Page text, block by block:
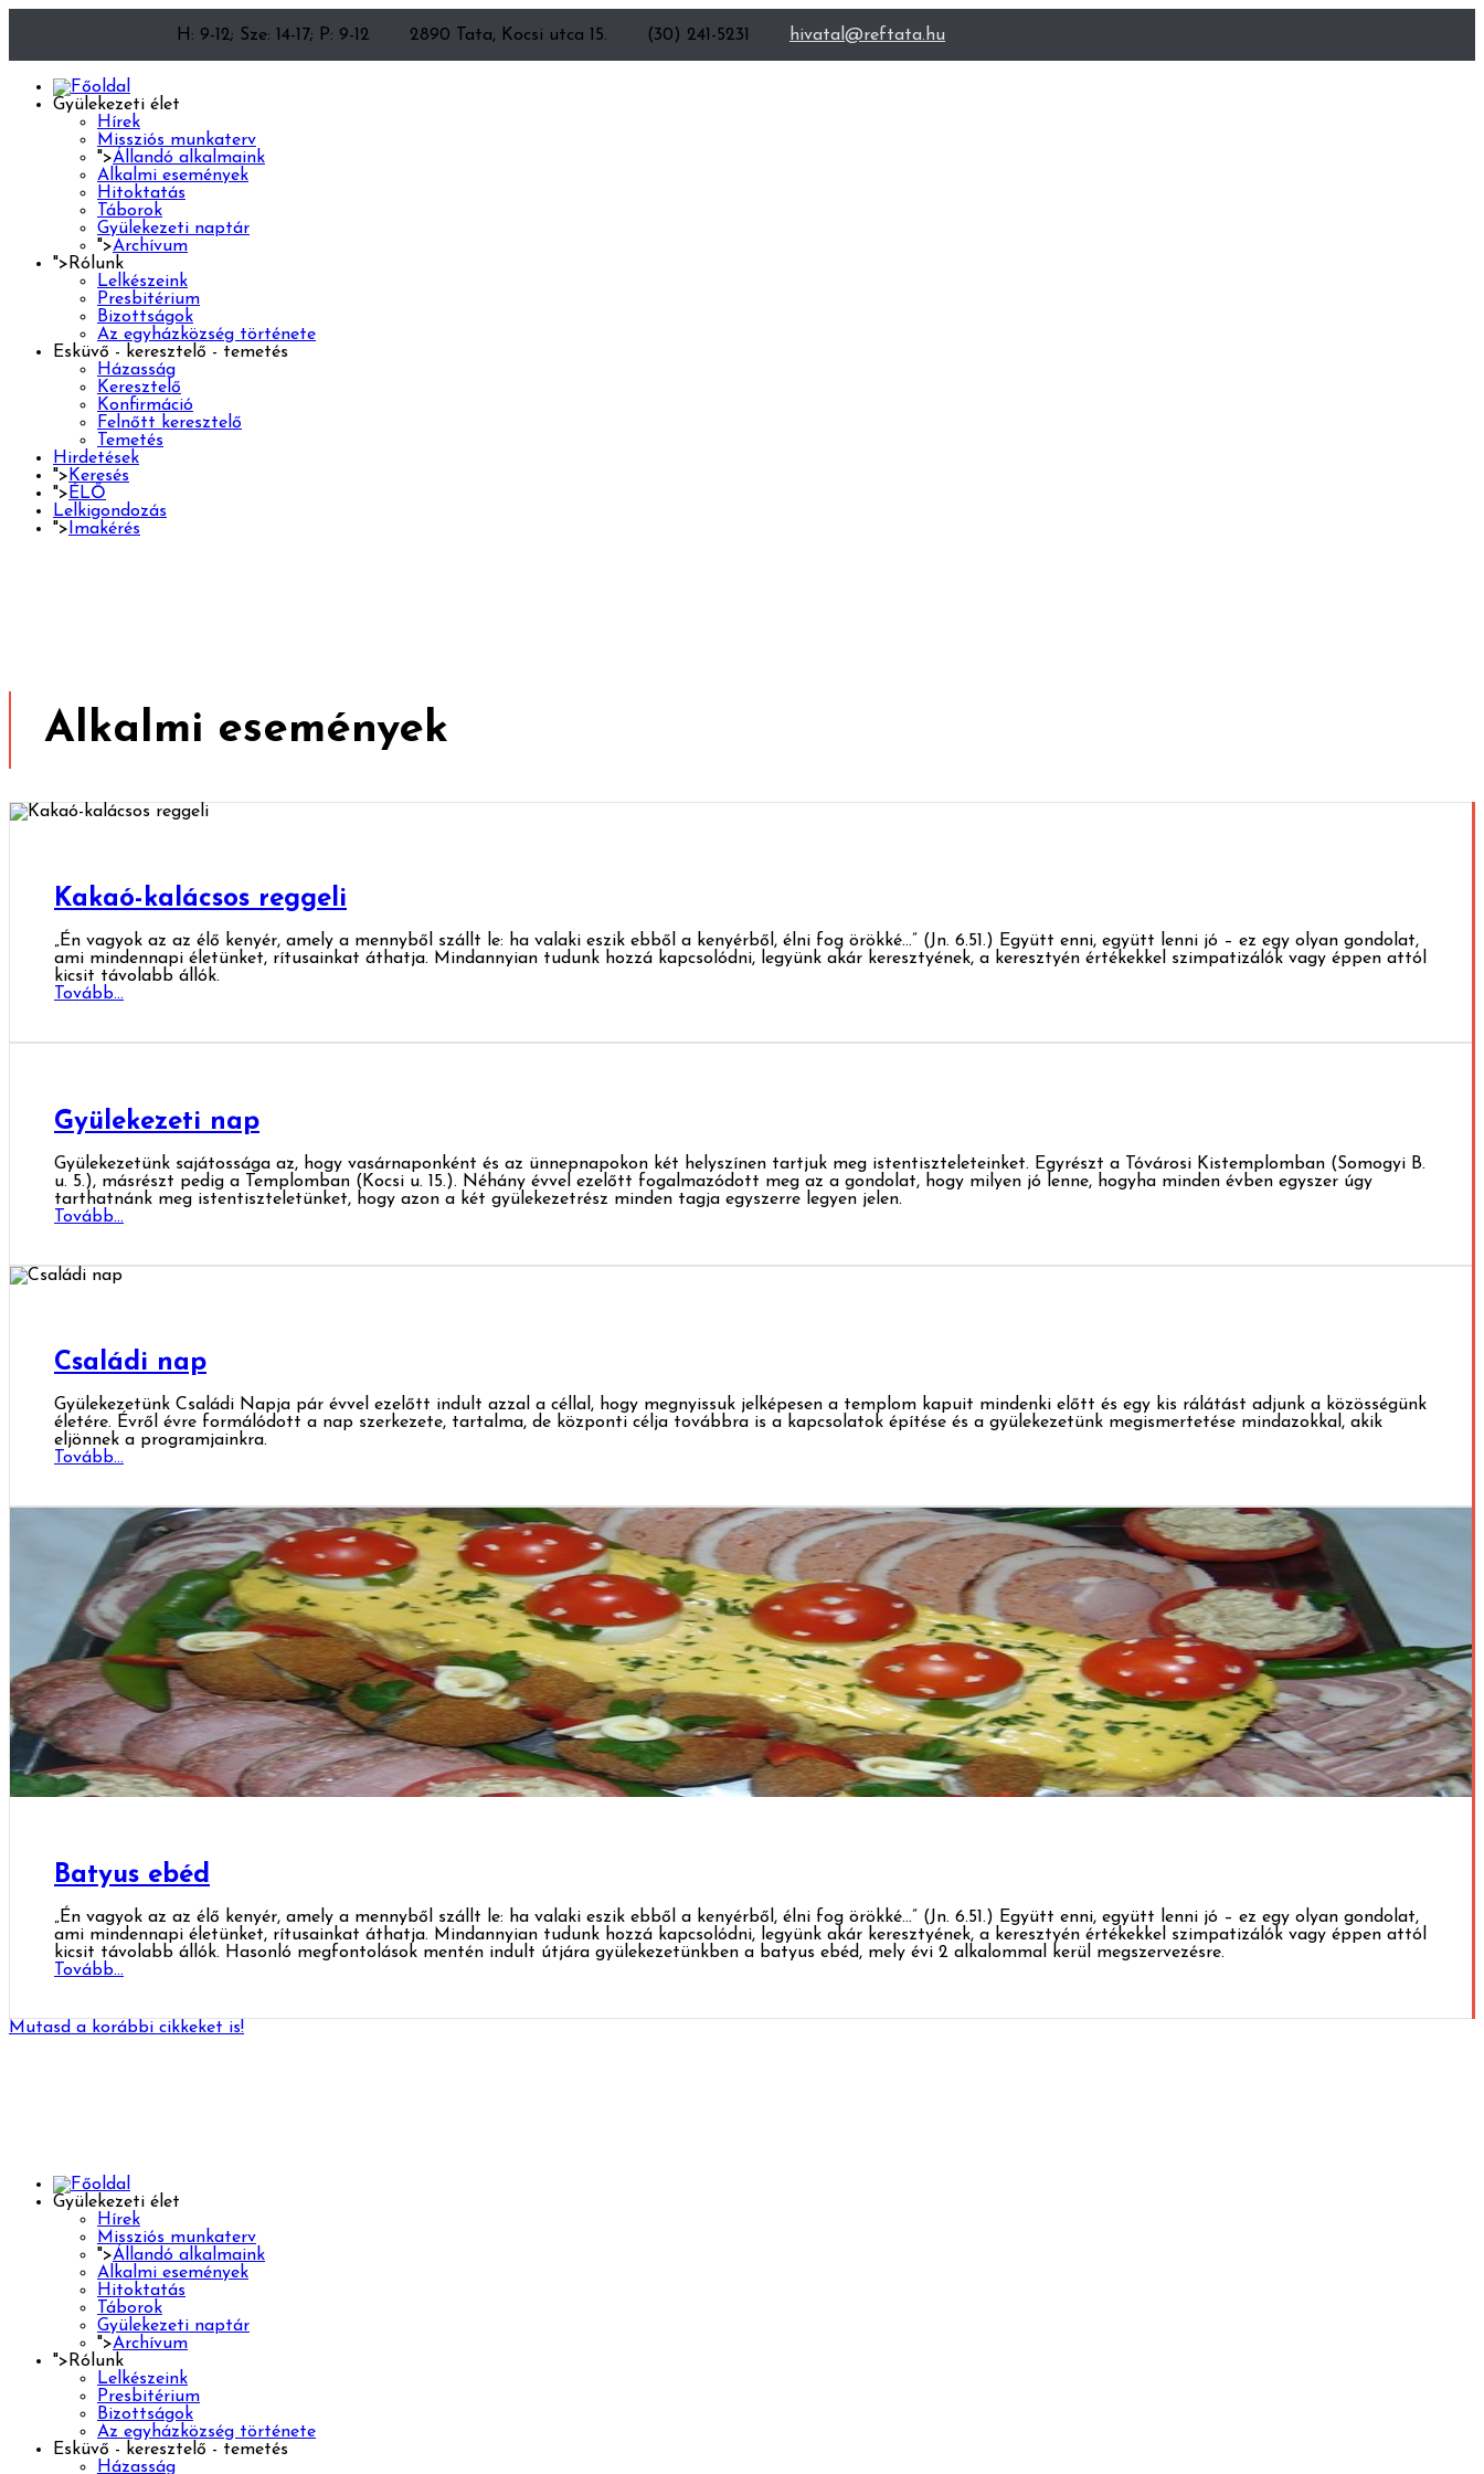
H: 9-12; Sze: 14-17; P: 9-12 2890 Tata, Kocsi utca 15. (30) 241-5231 hivatal@reftata.hu
Gyülekezeti élet
Hírek
Missziós munkaterv
">Állandó alkalmaink
Alkalmi események
Hitoktatás
Táborok
Gyülekezeti naptár
">Archívum
"> Rólunk
Lelkészeink
Presbitérium
Bizottságok
Az egyházközség története
Esküvő - keresztelő - temetés
Házasság
Keresztelő
Konfirmáció
Felnőtt keresztelő
Temetés
Hirdetések
"> Keresés
"> ÉLŐ
Lelkigondozás
"> Imakérés
Alkalmi események
Kakaó-kalácsos reggeli
„Én vagyok az az élő kenyér, amely a mennyből szállt le: ha valaki eszik ebből a kenyérből, élni fog örökké…” (Jn. 6.51.) Együtt enni, együtt lenni jó – ez egy olyan gondolat,
ami mindennapi életünket, rítusainkat áthatja. Mindannyian tudunk hozzá kapcsolódni, legyünk akár keresztyének, a keresztyén értékekkel szimpatizálók vagy éppen attól
kicsit távolabb állók.
Tovább...
Gyülekezeti nap
Gyülekezetünk sajátossága az, hogy vasárnaponként és az ünnepnapokon két helyszínen tartjuk meg istentiszteleteinket. Egyrészt a Tóvárosi Kistemplomban (Somogyi B.
u. 5.), másrészt pedig a Templomban (Kocsi u. 15.). Néhány évvel ezelőtt fogalmazódott meg az a gondolat, hogy milyen jó lenne, hogyha minden évben egyszer úgy
tarthatnánk meg istentiszteletünket, hogy azon a két gyülekezetrész minden tagja egyszerre legyen jelen.
Tovább...
Családi nap
Gyülekezetünk Családi Napja pár évvel ezelőtt indult azzal a céllal, hogy megnyissuk jelképesen a templom kapuit mindenki előtt és egy kis rálátást adjunk a közösségünk
életére. Évről évre formálódott a nap szerkezete, tartalma, de központi célja továbbra is a kapcsolatok építése és a gyülekezetünk megismertetése mindazokkal, akik
eljönnek a programjainkra.
Tovább...
Batyus ebéd
„Én vagyok az az élő kenyér, amely a mennyből szállt le: ha valaki eszik ebből a kenyérből, élni fog örökké…” (Jn. 6.51.) Együtt enni, együtt lenni jó – ez egy olyan gondolat,
ami mindennapi életünket, rítusainkat áthatja. Mindannyian tudunk hozzá kapcsolódni, legyünk akár keresztyének, a keresztyén értékekkel szimpatizálók vagy éppen attól
kicsit távolabb állók. Hasonló megfontolások mentén indult útjára gyülekezetünkben a batyus ebéd, mely évi 2 alkalommal kerül megszervezésre.
Tovább...
Mutasd a korábbi cikkeket is!
Gyülekezeti élet
Hírek
Missziós munkaterv
">Állandó alkalmaink
Alkalmi események
Hitoktatás
Táborok
Gyülekezeti naptár
">Archívum
"> Rólunk
Lelkészeink
Presbitérium
Bizottságok
Az egyházközség története
Esküvő - keresztelő - temetés
Házasság